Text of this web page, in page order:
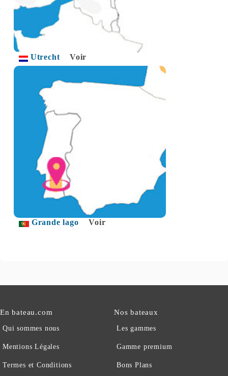
Utrecht Voir
Grande lago Voir
En bateau.com
Qui sommes nous
Mentions Légales
Termes et Conditions
Nos bateaux
Les gammes
Gamme premium
Bons Plans